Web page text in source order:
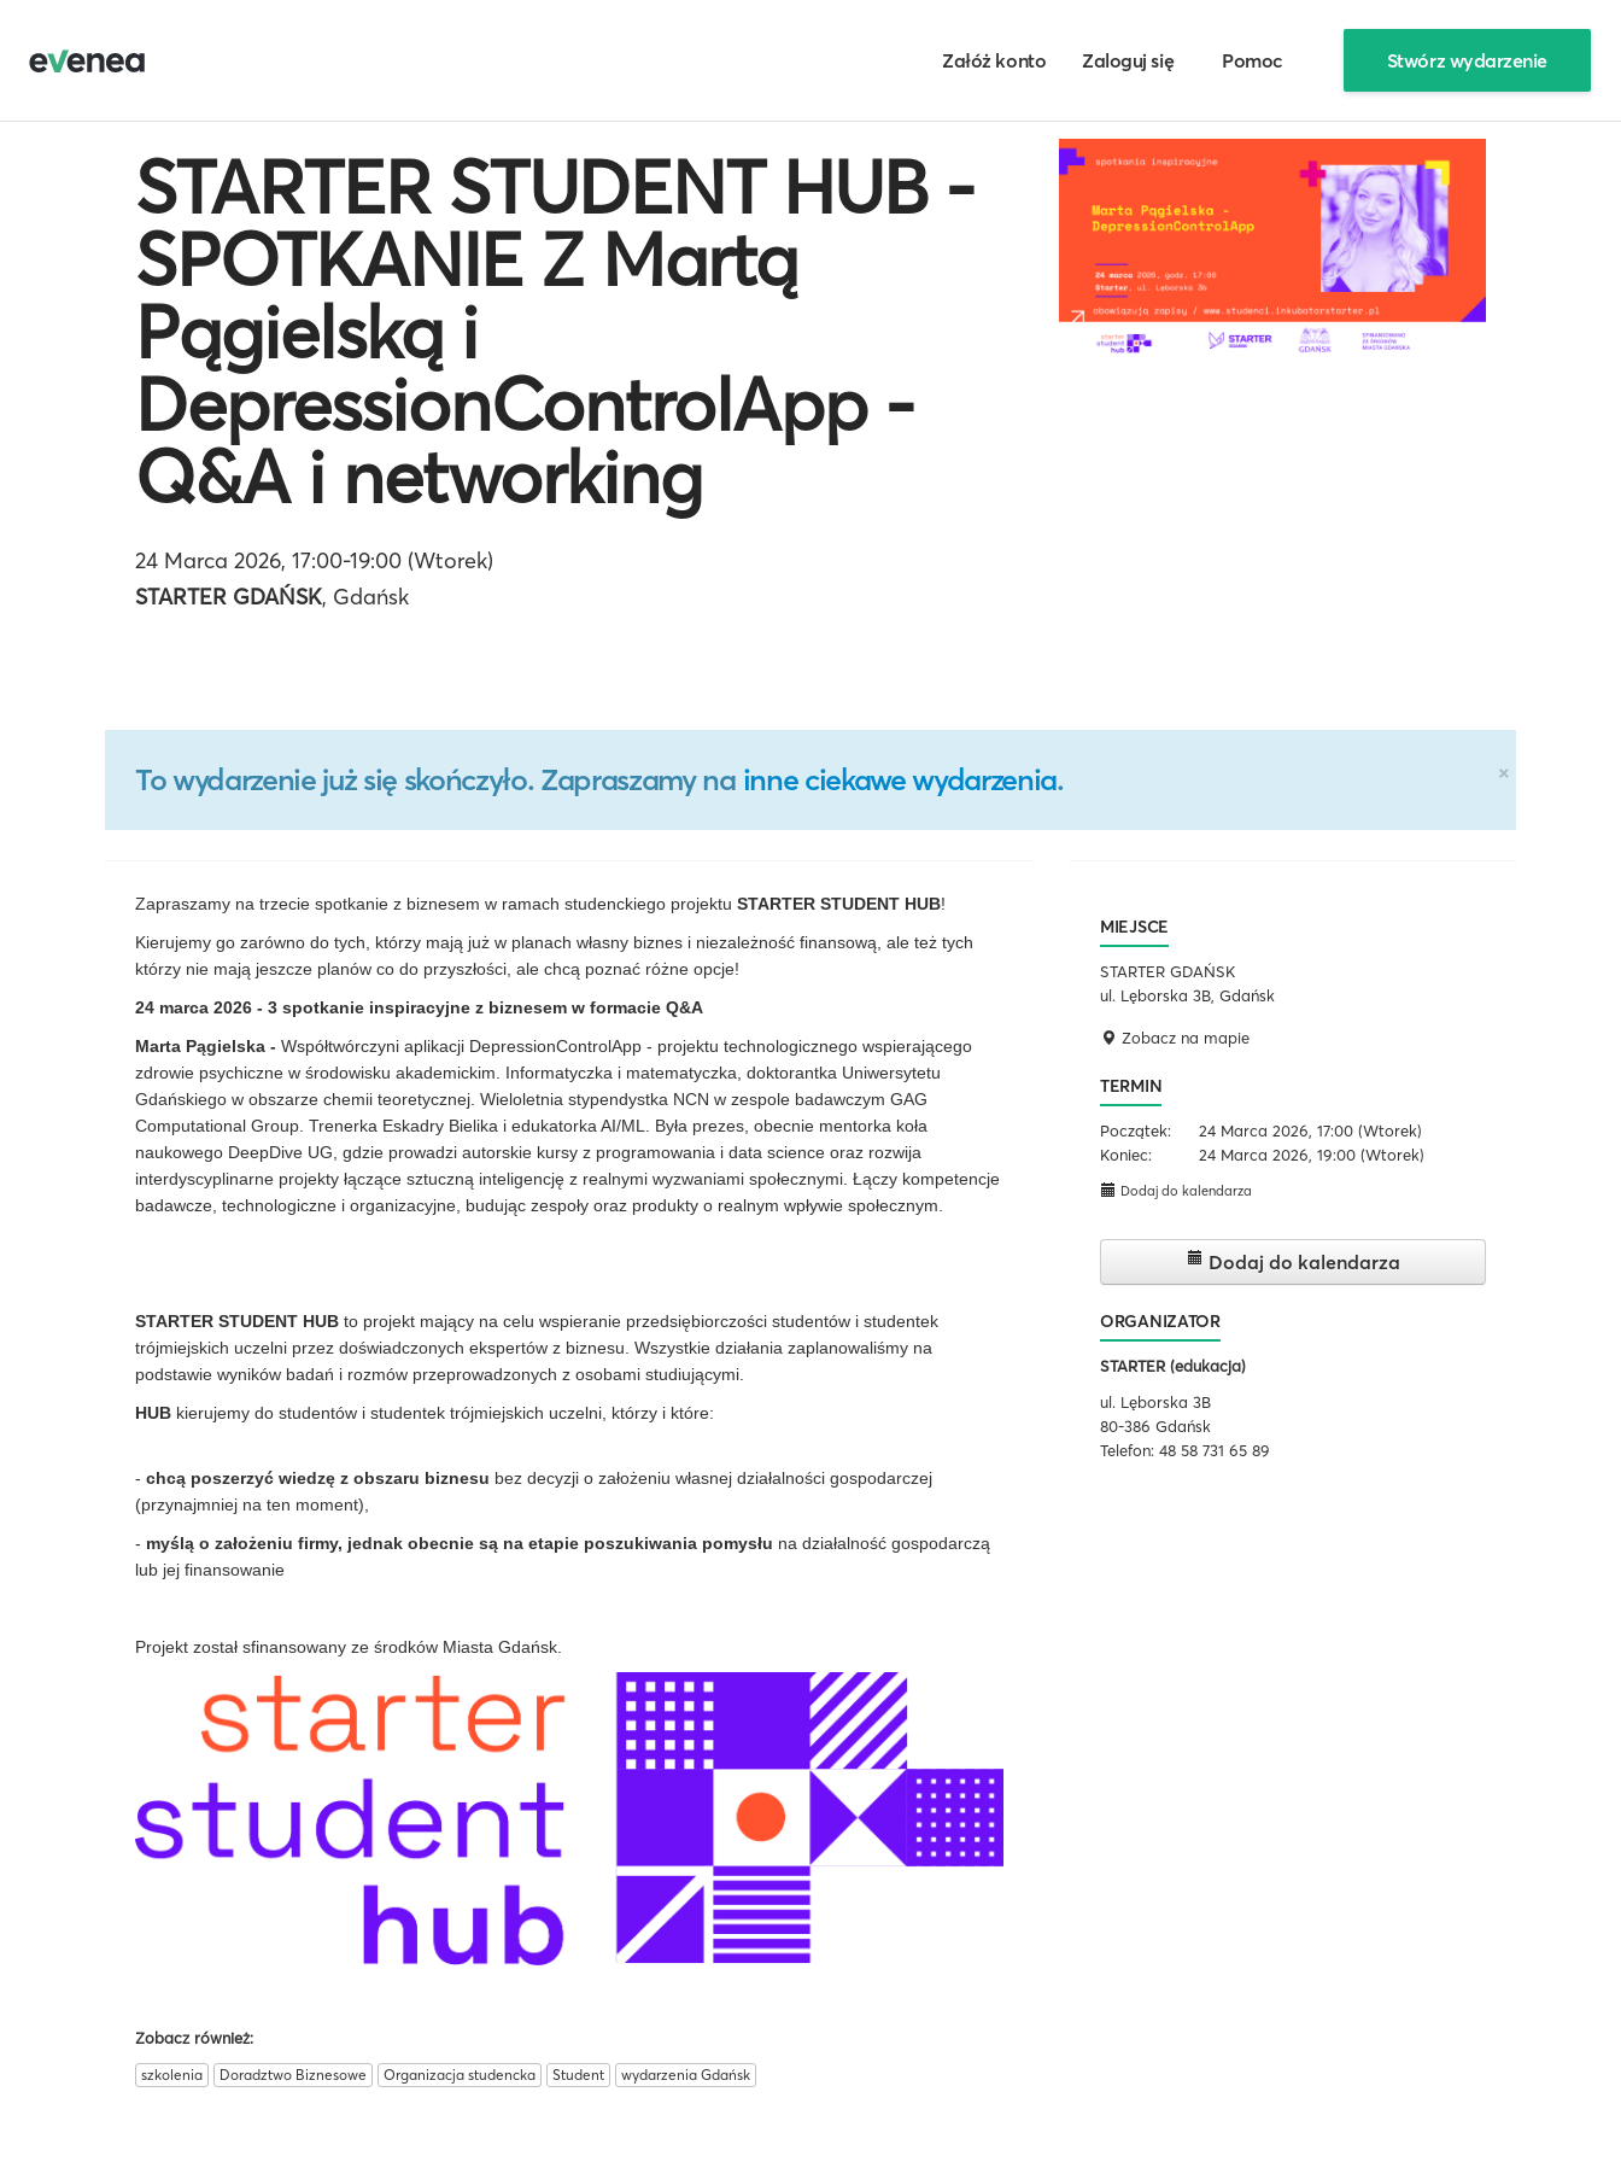
Załóż konto Zaloguj się Pomoc Stwórz wydarzenie
STARTER STUDENT HUB -
SPOTKANIE Z Martą
Pągielską i
DepressionControlApp -
Q&A i networking
24 Marca 2026, 17:00-19:00 (Wtorek)
STARTER GDAŃSK, Gdańsk
×
To wydarzenie już się skończyło. Zapraszamy na inne ciekawe wydarzenia.
Zapraszamy na trzecie spotkanie z biznesem w ramach studenckiego projektu STARTER STUDENT HUB!
Kierujemy go zarówno do tych, którzy mają już w planach własny biznes i niezależność finansową, ale też tych
którzy nie mają jeszcze planów co do przyszłości, ale chcą poznać różne opcje!
24 marca 2026 - 3 spotkanie inspiracyjne z biznesem w formacie Q&A
Marta Pągielska - Współtwórczyni aplikacji DepressionControlApp - projektu technologicznego wspierającego
zdrowie psychiczne w środowisku akademickim. Informatyczka i matematyczka, doktorantka Uniwersytetu
Gdańskiego w obszarze chemii teoretycznej. Wieloletnia stypendystka NCN w zespole badawczym GAG
Computational Group. Trenerka Eskadry Bielika i edukatorka AI/ML. Była prezes, obecnie mentorka koła
naukowego DeepDive UG, gdzie prowadzi autorskie kursy z programowania i data science oraz rozwija
interdyscyplinarne projekty łączące sztuczną inteligencję z realnymi wyzwaniami społecznymi. Łączy kompetencje
badawcze, technologiczne i organizacyjne, budując zespoły oraz produkty o realnym wpływie społecznym.
STARTER STUDENT HUB to projekt mający na celu wspieranie przedsiębiorczości studentów i studentek
trójmiejskich uczelni przez doświadczonych ekspertów z biznesu. Wszystkie działania zaplanowaliśmy na
podstawie wyników badań i rozmów przeprowadzonych z osobami studiującymi.
HUB kierujemy do studentów i studentek trójmiejskich uczelni, którzy i które:
- chcą poszerzyć wiedzę z obszaru biznesu bez decyzji o założeniu własnej działalności gospodarczej
(przynajmniej na ten moment),
- myślą o założeniu firmy, jednak obecnie są na etapie poszukiwania pomysłu na działalność gospodarczą
lub jej finansowanie
Projekt został sfinansowany ze środków Miasta Gdańsk.
Zobacz również:
szkolenia Doradztwo Biznesowe Organizacja studencka Student wydarzenia Gdańsk
MIEJSCE
STARTER GDAŃSK
ul. Lęborska 3B, Gdańsk
Zobacz na mapie
TERMIN
Początek: 24 Marca 2026, 17:00 (Wtorek)
Koniec:
24 Marca 2026, 19:00 (Wtorek)
Dodaj do kalendarza
Dodaj do kalendarza
ORGANIZATOR
STARTER (edukacja)
ul. Lęborska 3B
80-386 Gdańsk
Telefon: 48 58 731 65 89